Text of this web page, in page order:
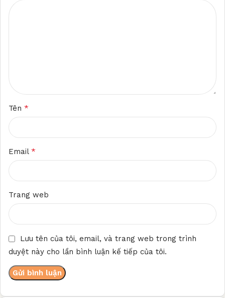
Tên *
Email *
Trang web
Lưu tên của tôi, email, và trang web trong trình
duyệt này cho lần bình luận kế tiếp của tôi.